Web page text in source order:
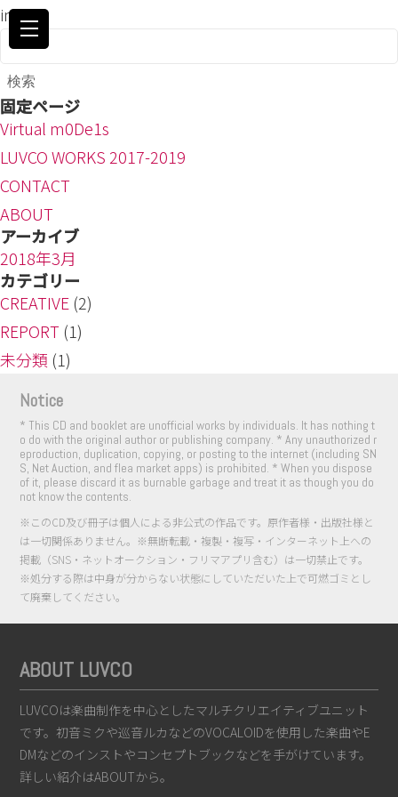
index
検
索:
固定ページ
Virtual m0De1s
LUVCO WORKS 2017-2019
CONTACT
ABOUT
アーカイブ
2018年3月
カテゴリー
CREATIVE (2)
REPORT (1)
未分類 (1)
Notice
* This CD and booklet are unofficial works by individuals. It has nothing t
o do with the original author or publishing company. * Any unauthorized r
eproduction, duplication, copying, or posting to the internet (including SN
S, Net Auction, and flea market apps) is prohibited. * When you dispose
of it, please discard it as burnable garbage and treat it as though you do
not know the contents.
※このCD及び冊子は個人による非公式の作品です。原作者様・出版社様と
は一切関係ありません。※無断転載・複製・複写・インターネット上への
掲載（SNS・ネットオークション・フリマアプリ含む）は一切禁止です。
※処分する際は中身が分からない状態にしていただいた上で可燃ゴミとし
て廃棄してください。
ABOUT LUVCO
LUVCOは楽曲制作を中心としたマルチクリエイティブユニット
です。初音ミクや巡音ルカなどのVOCALOIDを使用した楽曲やE
DMなどのインストやコンセプトブックなどを手がけています。
詳しい紹介はABOUTから。